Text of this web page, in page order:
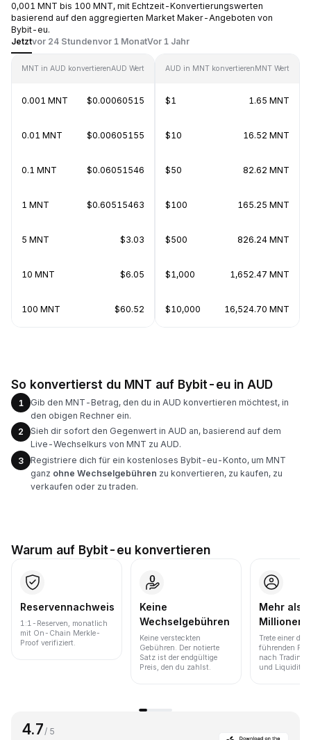
0,001 MNT bis 100 MNT, mit Echtzeit-Konvertierungswerten
basierend auf den aggregierten Market Maker-Angeboten von
Bybit-eu.
Jetztvor 24 Stundenvor 1 MonatVor 1 Jahr
MNT in AUD konvertierenAUD Wert
0.001 MNT $0.00060515
0.01 MNT $0.00605155
0.1 MNT $0.06051546
1 MNT $0.60515463
5 MNT $3.03
10 MNT $6.05
100 MNT $60.52
AUD in MNT konvertierenMNT Wert
$1 1.65 MNT
$10 16.52 MNT
$50 82.62 MNT
$100 165.25 MNT
$500 826.24 MNT
$1,000 1,652.47 MNT
$10,000 16,524.70 MNT
So konvertierst du MNT auf Bybit-eu in AUD
1
Gib den MNT-Betrag, den du in AUD konvertieren möchtest, in
den obigen Rechner ein.
2
Sieh dir sofort den Gegenwert in AUD an, basierend auf dem
Live-Wechselkurs von MNT zu AUD.
3
Registriere dich für ein kostenloses Bybit-eu-Konto, um MNT
ganz ohne Wechselgebühren zu konvertieren, zu kaufen, zu
verkaufen oder zu traden.
Warum auf Bybit-eu konvertieren
Reservennachweis
1:1-Reserven, monatlich
mit On-Chain Merkle-
Proof verifiziert.
Keine
Wechselgebühren
Keine versteckten
Gebühren. Der notierte
Satz ist der endgültige
Preis, den du zahlst.
Mehr als
Millionen
Trete einer der
führenden
nach Trading-
und Liquidität
4.7 / 5